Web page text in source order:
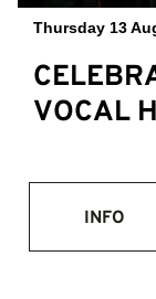
Thursday 13
VOCAL
INFO